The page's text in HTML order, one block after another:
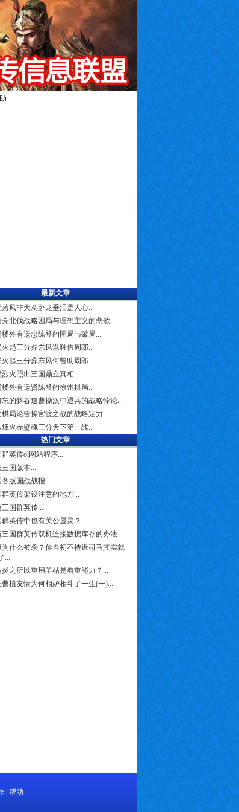
最新文章
落凤非天意卧龙垂泪是人心...
亮北伐战略困局与理想主义的悲歌...
楼外有遗忠陈登的困局与破局...
火起三分鼎东风岂独借周郎...
火起三分鼎东风何曾助周郎...
烈火照出三国鼎立真相...
楼外有遗贤陈登的徐州棋局...
忘的斜谷道曹操汉中退兵的战略悖论...
棋局论曹操官渡之战的战略定力...
烽火赤壁魂三分天下第一战...
热门文章
群英传ol网站程序...
三国版本...
各版国战战报...
群英传架设注意的地方...
三国群英传...
群英传中也有关公显灵？...
三国群英传双机连接数据库存的办法...
为什么被杀？你当初不待近司马其实就
...
炎之所以重用羊枯是看重能力？...
曹植友情为何相妒相斗了一生(一)...
帮助